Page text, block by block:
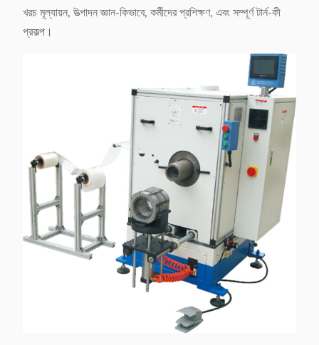
খরচ মূল্যায়ন, উত্পাদন জ্ঞান-কিভাবে, কর্মীদের প্রশিক্ষণ, এবং সম্পূর্ণ টার্ন-কী
প্রকল্প।